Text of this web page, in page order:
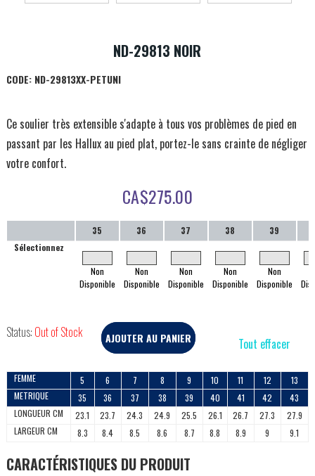
ND-29813 NOIR
CODE:ND-29813XX-PETUNI
Ce soulier très extensible s'adapte à tous vos problèmes de pied en
passant par les Hallux au pied plat, portez-le sans crainte de négliger
votre confort.
CA$275.00
35 36 37 38 39
Sélectionnez
Non
Disponible
Non
Disponible
Non
Disponible
Non
Disponible
Non
Disponible
Status: Out of Stock AJOUTER AU PANIER Tout effacer
FEMME 5 6 7 8 9 10 11 12
13
METRIQUE
35 36 37 38 39 40 41 42
43
LONGUEUR CM
23.1 23.7 24.3 24.9 25.5 26.1 26.7 27.3
27.9
LARGEUR CM
8.3 8.4 8.5 8.6 8.7 8.8 8.9 9 9.1
CARACTÉRISTIQUES DU PRODUIT